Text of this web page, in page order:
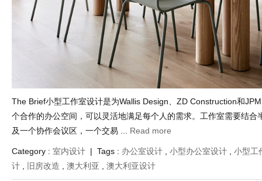
The Brief小型工作室设计是为Wallis Design、ZD Construction和
个合作的办公空间，可以灵活地满足每个人的需求。工作室需要结合
及一个协作会议区，一个交易 ... Read more
Category : 室内设计 | Tags : 办公室设计 小型办公室设计
小型工
计
旧房改造 澳大利亚 澳大利亚设计